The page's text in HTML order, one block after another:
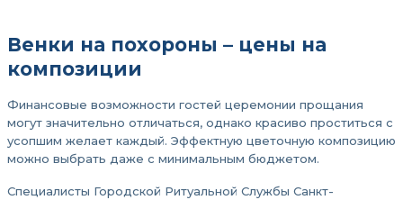
Венки на похороны – цены на
композиции
Финансовые возможности гостей церемонии прощания
могут значительно отличаться, однако красиво проститься с
усопшим желает каждый. Эффектную цветочную композицию
можно выбрать даже с минимальным бюджетом.
Специалисты Городской Ритуальной Службы Санкт-